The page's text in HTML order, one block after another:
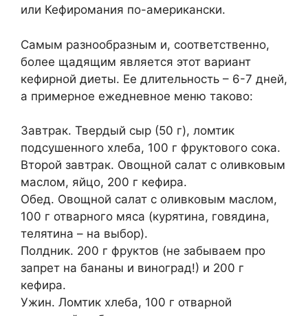
или Кефиромания по-американски.
Самым разнообразным и, соответственно,
более щадящим является этот вариант
кефирной диеты. Ее длительность – 6-7 дней,
а примерное ежедневное меню таково:
Завтрак. Твердый сыр (50 г), ломтик
подсушенного хлеба, 100 г фруктового сока.
Второй завтрак. Овощной салат с оливковым
маслом, яйцо, 200 г кефира.
Обед. Овощной салат с оливковым маслом,
100 г отварного мяса (курятина, говядина,
телятина – на выбор).
Полдник. 200 г фруктов (не забываем про
запрет на бананы и виноград!) и 200 г
кефира.
Ужин. Ломтик хлеба, 100 г отварной